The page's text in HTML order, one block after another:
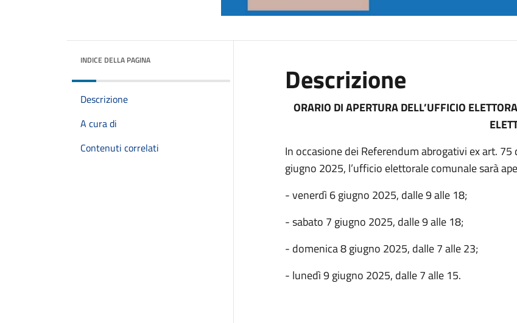
INDICE DELLA PAGINA
Descrizione
A cura di
Contenuti correlati
Descrizione
ORARIO DI APERTURA DELL’UFFICIO
In occasione dei Referendum abrogativi ex art.
giugno 2025, l’ufficio elettorale comunale sarà
- venerdì 6 giugno 2025, dalle 9 alle 18;
- sabato 7 giugno 2025, dalle 9 alle 18;
- domenica 8 giugno 2025, dalle 7 alle 23;
- lunedì 9 giugno 2025, dalle 7 alle 15.